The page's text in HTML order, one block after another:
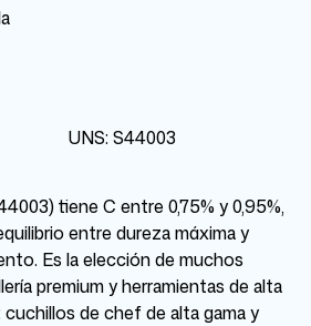
UNS: S44003
tiene C entre 0,75% y 0,95%,
entre dureza máxima y
Es la elección de muchos
premium y herramientas de alta
cuchillos de chef de alta gama y